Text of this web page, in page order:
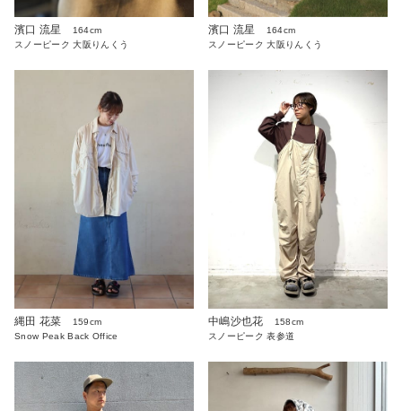
濱口 流星
164cm
スノーピーク 大阪りんくう
濱口 流星
164cm
スノーピーク 大阪りんくう
縄田 花菜
159cm
Snow Peak Back Office
中嶋沙也花
158cm
スノーピーク 表参道